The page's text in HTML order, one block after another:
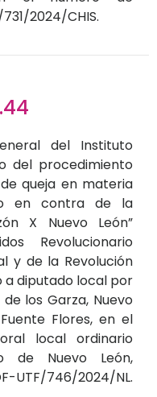
2024/CHIS.
del Instituto
del procedimiento
queja en materia
en contra de la
X Nuevo León”
Revolucionario
y de la Revolución
a diputado local por
los Garza, Nuevo
Flores, en el
local ordinario
de Nuevo León,
UTF/746/2024/NL.